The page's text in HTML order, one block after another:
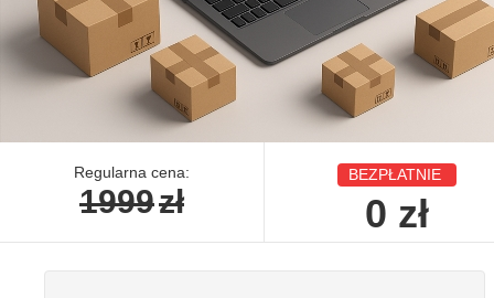
Regularna cena:
1999zł
BEZPŁATNIE
0 zł